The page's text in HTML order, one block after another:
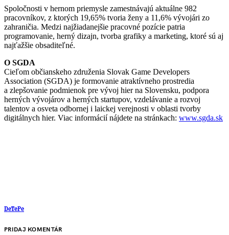
Spoločnosti v hernom priemysle zamestnávajú aktuálne 982
pracovníkov, z ktorých 19,65% tvoria ženy a 11,6% vývojári zo
zahraničia. Medzi najžiadanejšie pracovné pozície patria
programovanie, herný dizajn, tvorba grafiky a marketing, ktoré sú aj
najťažšie obsaditeľné.
O SGDA
Cieľom občianskeho združenia Slovak Game Developers
Association (SGDA) je formovanie atraktívneho prostredia
a zlepšovanie podmienok pre vývoj hier na Slovensku, podpora
herných vývojárov a herných startupov, vzdelávanie a rozvoj
talentov a osveta odbornej i laickej verejnosti v oblasti tvorby
digitálnych hier. Viac informácií nájdete na stránkach: www.sgda.sk
DeTePe
PRIDAJ KOMENTÁR